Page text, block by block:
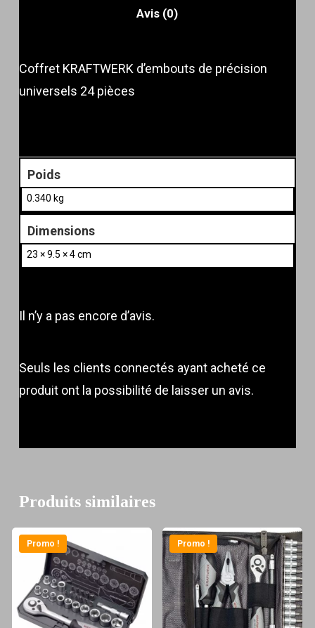
Avis (0)
Coffret KRAFTWERK d’embouts de précision
universels 24 pièces
Poids
0.340 kg
Dimensions
23 × 9.5 × 4 cm
Il n’y a pas encore d’avis.
Seuls les clients connectés ayant acheté ce
produit ont la possibilité de laisser un avis.
Produits similaires
Promo ! Promo !